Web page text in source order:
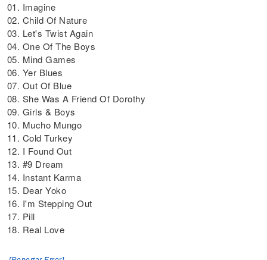
01. Imagine
02. Child Of Nature
03. Let's Twist Again
04. One Of The Boys
05. Mind Games
06. Yer Blues
07. Out Of Blue
08. She Was A Friend Of Dorothy
09. Girls & Boys
10. Mucho Mungo
11. Cold Turkey
12. I Found Out
13. #9 Dream
14. Instant Karma
15. Dear Yoko
16. I'm Stepping Out
17. Pill
18. Real Love